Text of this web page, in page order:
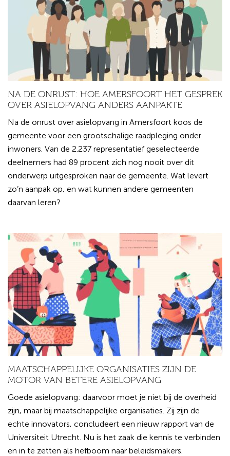
NA DE ONRUST: HOE AMERSFOORT HET GESPREK
OVER ASIELOPVANG ANDERS AANPAKTE
Na de onrust over asielopvang in Amersfoort koos de
gemeente voor een grootschalige raadpleging onder
inwoners. Van de 2.237 representatief geselecteerde
deelnemers had 89 procent zich nog nooit over dit
onderwerp uitgesproken naar de gemeente. Wat levert
zo’n aanpak op, en wat kunnen andere gemeenten
daarvan leren?
MAATSCHAPPELIJKE ORGANISATIES ZIJN DE
MOTOR VAN BETERE ASIELOPVANG
Goede asielopvang: daarvoor moet je niet bij de overheid
zijn, maar bij maatschappelijke organisaties. Zij zijn de
echte innovators, concludeert een nieuw rapport van de
Universiteit Utrecht. Nu is het zaak die kennis te verbinden
en in te zetten als hefboom naar beleidsmakers.